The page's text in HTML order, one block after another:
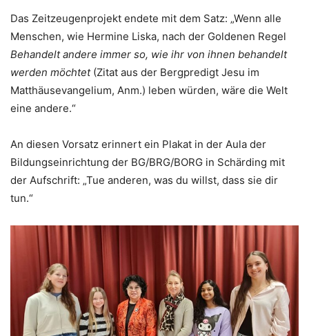
Das Zeitzeugenprojekt endete mit dem Satz: „Wenn alle
Menschen, wie Hermine Liska, nach der Goldenen Regel
Behandelt andere immer so, wie ihr von ihnen behandelt
werden möchtet(Zitat aus der Bergpredigt Jesu im
Matthäusevangelium, Anm.) leben würden, wäre die Welt
eine andere.“
An diesen Vorsatz erinnert ein Plakat in der Aula der
Bildungseinrichtung der BG/BRG/BORG in Schärding mit
der Aufschrift: „Tue anderen, was du willst, dass sie dir
tun.“